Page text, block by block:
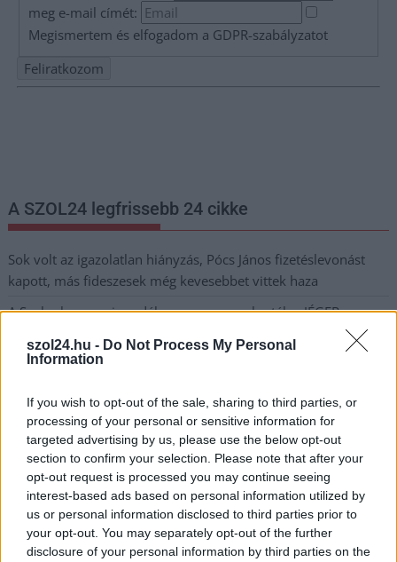
szol24.hu - Do Not Process My Personal
Information
If you wish to opt-out of the sale, sharing to third parties, or
processing of your personal or sensitive information for
targeted advertising by us, please use the below opt-out
section to confirm your selection. Please note that after your
opt-out request is processed you may continue seeing
interest-based ads based on personal information utilized by
us or personal information disclosed to third parties prior to
your opt-out. You may separately opt-out of the further
disclosure of your personal information by third parties on the
meg e-mail címét:
Megismertem és elfogadom a GDPR-szabályzatot
A SZOL24 legfrissebb 24 cikke
Sok volt az igazolatlan hiányzás, Pócs János fizetéslevonást
kapott, más fideszesek még kevesebbet vittek haza
A Szolnok megyei gazdák nagyon nem akarták a JÉGER
Csendélet 5.0: alig balesetveszélyes lépcső és remek
élhető város
Pénteken újra csökken a benzin és a gázolaj ára is
Napokon belül megválasztja az új köztársasági elnököt az
Országgyűlés
Kiterjedt tüzek pusztítanak az országban, köztük Karcagon
Harmadfokú hőségriasztás az országban: Szolnokon klímát